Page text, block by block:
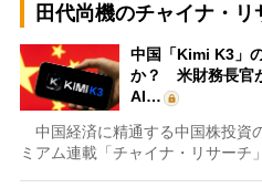
田代尚機のチャイナ・リ
中国「Kimi K3」
か？ 米財務長官
AI…
中国経済に精通する中国株投資
ミアム連載「チャイナ・リサーチ